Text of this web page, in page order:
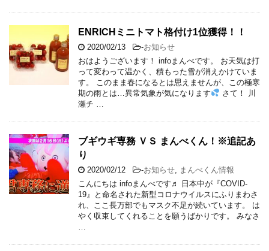
ENRICHミニトマト格付け1位獲得！！
2020/02/13 -お知らせ
おはようございます！ infoまんべです。 お天気は打
って変わって温かく、積もった雪が消えかけていま
す。 このまま春になるとは思えませんが、この極寒
期の雨とは…異常気象が気になります
さて！ 川
瀬チ …
ブギウギ専務 ＶＳ まんべくん！※追記あ
り
2020/02/12 -お知らせ
まんべくん情報
こんにちは infoまんべです♬ 日本中が『COVID-
19』と命名された新型コロナウイルスにふりまわさ
れ、ここ長万部でもマスク不足が続いています。 は
やく収束してくれることを願うばかりです。 みなさ